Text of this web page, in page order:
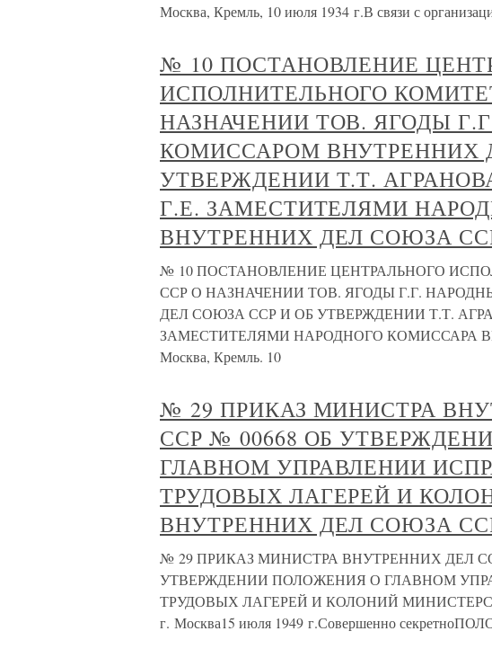
Москва, Кремль, 10 июля 1934 г.В связи с
№ 10 ПОСТАНОВЛЕНИЕ
ИСПОЛНИТЕЛЬНОГО
НАЗНАЧЕНИИ ТОВ. ЯГОДЫ
КОМИССАРОМ ВНУТРЕННИХ
УТВЕРЖДЕНИИ Т.Т.
Г.Е. ЗАМЕСТИТЕЛЯМИ
ВНУТРЕННИХ ДЕЛ СОЮЗА
№ 10 ПОСТАНОВЛЕНИЕ ЦЕНТРАЛЬНОГО
ССР О НАЗНАЧЕНИИ ТОВ. ЯГОДЫ Г.Г.
ДЕЛ СОЮЗА ССР И ОБ УТВЕРЖДЕНИИ Т.Т.
ЗАМЕСТИТЕЛЯМИ НАРОДНОГО КОМИССАРА
Москва, Кремль. 10
№ 29 ПРИКАЗ МИНИСТРА
ССР № 00668 ОБ
ГЛАВНОМ УПРАВЛЕНИИ
ТРУДОВЫХ ЛАГЕРЕЙ И
ВНУТРЕННИХ ДЕЛ СОЮЗА
№ 29 ПРИКАЗ МИНИСТРА ВНУТРЕННИХ ДЕЛ
УТВЕРЖДЕНИИ ПОЛОЖЕНИЯ О ГЛАВНОМ
ТРУДОВЫХ ЛАГЕРЕЙ И КОЛОНИЙ
г. Москва15 июля 1949 г.Совершенно